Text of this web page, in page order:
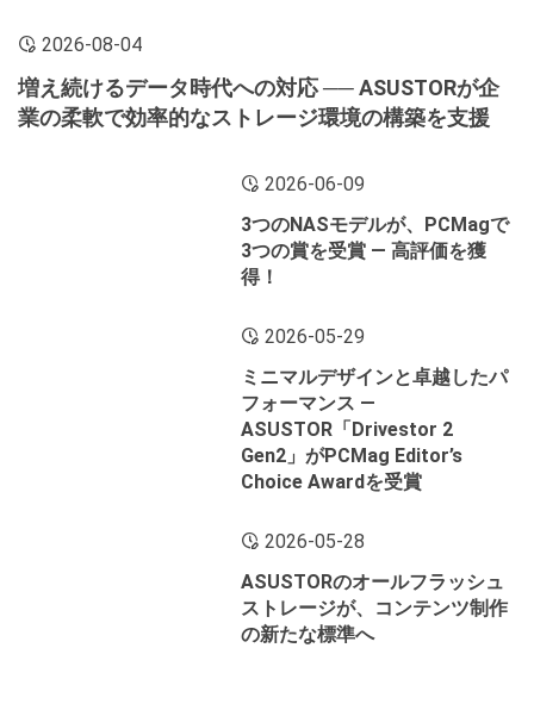
2026-08-04
増え続けるデータ時代への対応 ── ASUSTORが企
業の柔軟で効率的なストレージ環境の構築を支援
2026-06-09
3つのNASモデルが、PCMagで
3つの賞を受賞 ― 高評価を獲
得！
2026-05-29
ミニマルデザインと卓越したパ
フォーマンス ―
ASUSTOR「Drivestor 2
Gen2」がPCMag Editor’s
Choice Awardを受賞
2026-05-28
ASUSTORのオールフラッシュ
ストレージが、コンテンツ制作
の新たな標準へ